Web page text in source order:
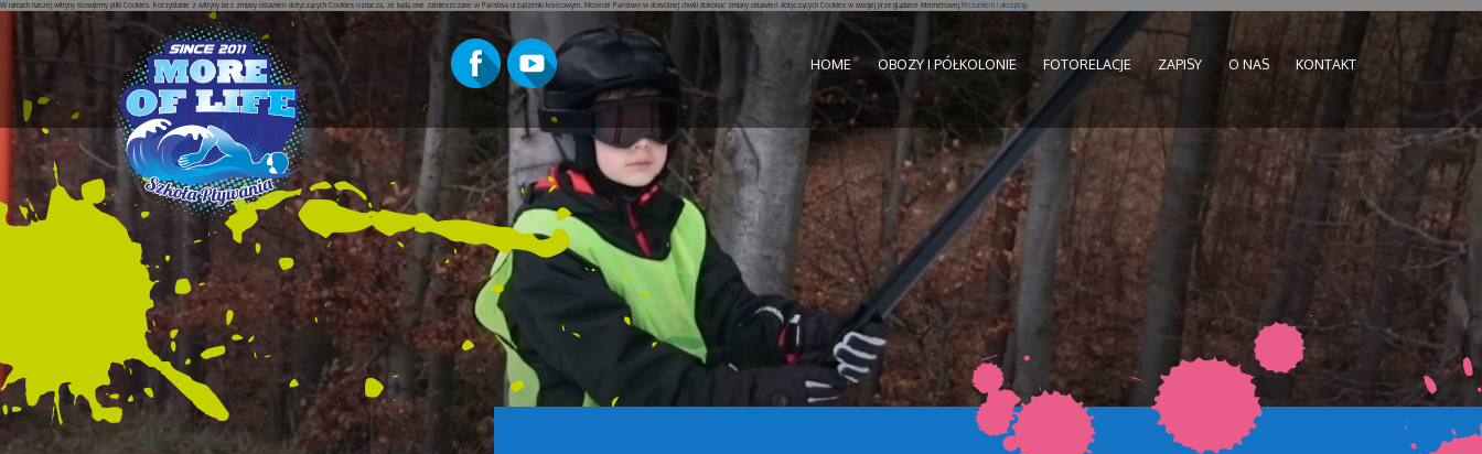
W ramach naszej witryny stosujemy pliki Cookies. Korzystanie z witryny bez zmiany ustawień dotyczących Cookies oznacza, że będą one zamieszczane w Państwa urządzeniu końcowym. Możecie Państwo w dowolnej chwili dokonać zmiany ustawień dotyczących Cookies w swojej przeglądarce internetowej. Rozumiem i akceptuję
HOME OBOZY I PÓŁKOLONIE FOTORELACJE ZAPISY O NAS KONTAKT